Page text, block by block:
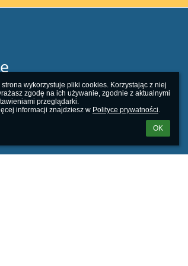
strona wykorzystuje pliki cookies. Korzystając z niej
zgodę na ich używanie, zgodnie z aktualnymi
przeglądarki.
informacji znajdziesz w Polityce prywatności.
OK